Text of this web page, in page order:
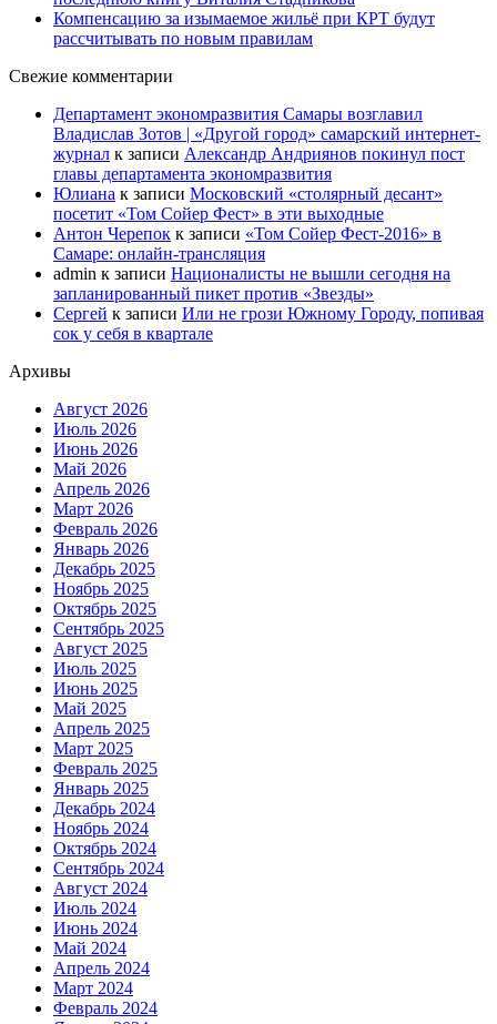
Компенсацию за изымаемое жильё при КРТ будут
рассчитывать по новым правилам
Свежие комментарии
Департамент экономразвития Самары возглавил
Владислав Зотов | «Другой город» самарский интернет-
журнал к записи Александр Андриянов покинул пост
главы департамента экономразвития
Юлиана к записи Московский «столярный десант»
посетит «Том Сойер Фест» в эти выходные
Антон Черепок к записи «Том Сойер Фест-2016» в
Самаре: онлайн-трансляция
admin к записи Националисты не вышли сегодня на
запланированный пикет против «Звезды»
Сергей к записи Или не грози Южному Городу, попивая
сок у себя в квартале
Архивы
Август 2026
Июль 2026
Июнь 2026
Май 2026
Апрель 2026
Март 2026
Февраль 2026
Январь 2026
Декабрь 2025
Ноябрь 2025
Октябрь 2025
Сентябрь 2025
Август 2025
Июль 2025
Июнь 2025
Май 2025
Апрель 2025
Март 2025
Февраль 2025
Январь 2025
Декабрь 2024
Ноябрь 2024
Октябрь 2024
Сентябрь 2024
Август 2024
Июль 2024
Июнь 2024
Май 2024
Апрель 2024
Март 2024
Февраль 2024